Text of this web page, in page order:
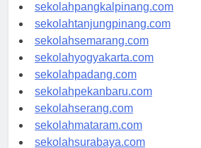
sekolahbengkulu.com
sekolahpangkalpinang.com
sekolahtanjungpinang.com
sekolahsemarang.com
sekolahyogyakarta.com
sekolahpadang.com
sekolahpekanbaru.com
sekolahserang.com
sekolahmataram.com